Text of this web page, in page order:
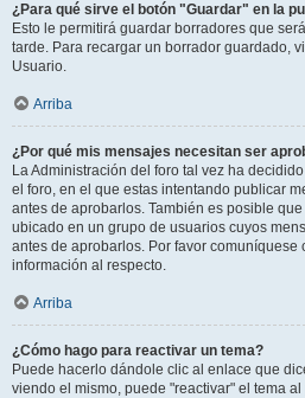
¿Para qué sirve el botón "Guardar" en la
Esto le permitirá guardar borradores que
tarde. Para recargar un borrador guardado,
Usuario.
Arriba
¿Por qué mis mensajes necesitan ser
La Administración del foro tal vez ha
el foro, en el que estas intentando publicar
antes de aprobarlos. También es posible
ubicado en un grupo de usuarios cuyos
antes de aprobarlos. Por favor comuníquese
información al respecto.
Arriba
¿Cómo hago para reactivar un tema?
Puede hacerlo dándole clic al enlace que
viendo el mismo, puede "reactivar" el tema